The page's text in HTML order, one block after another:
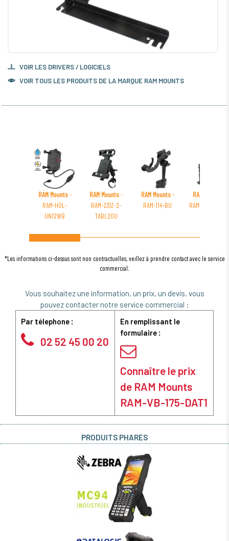
VOIR LES DRIVERS / LOGICIELS
VOIR TOUS LES PRODUITS DE LA MARQUE RAM MOUNTS
RAM Mounts-
RAM-HOL-
UN12WB
RAM Mounts-
RAM-231Z-2-
TABL20U
RAM Mounts-
RAM-114-BU
RAM Mounts
RAM-VB-118-SW1
*Les informations ci-dessus sont non contractuelles, veillez à prendre contact avec le service
commercial.
Vous souhaitez une information, un prix, un devis, vous
pouvez contacter notre service commercial :
Par télephone :
02 52 45 00 20
En remplissant le
formulaire :
Connaître le prix
de RAM Mounts
RAM-VB-175-DAT1
PRODUITS PHARES